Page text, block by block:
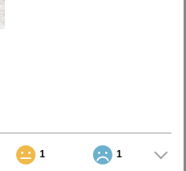
1 1